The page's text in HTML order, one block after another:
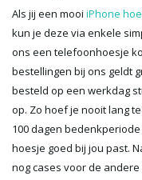
Als jij een mooi iPhone
kun je deze via enkele
ons een telefoonhoesje
bestellingen bij ons geldt
besteld op een werkdag
op. Zo hoef je nooit lang
100 dagen
hoesje goed bij jou past.
nog cases voor de